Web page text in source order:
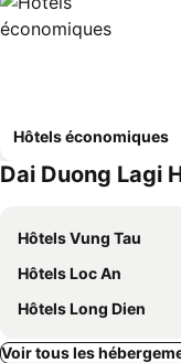
Hôtels économiques
Dai Duong Lagi
Hôtels Vung Tau
Hôtels Loc An
Hôtels Long Dien
Voir tous les